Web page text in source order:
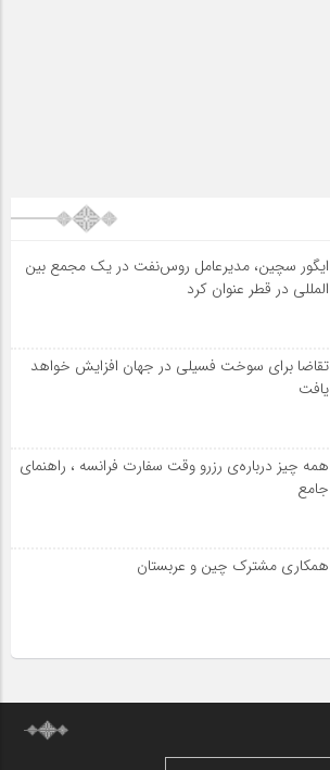
ایگور سچین، مدیرعامل روس‌نفت در یک مجمع بین
المللی در قطر عنوان کرد
تقاضا برای سوخت فسیلی در جهان افزایش خواهد
یافت
همه چیز درباره‌ی رزرو وقت سفارت فرانسه ، راهنمای
جامع
همکاری مشترک چین و عربستان